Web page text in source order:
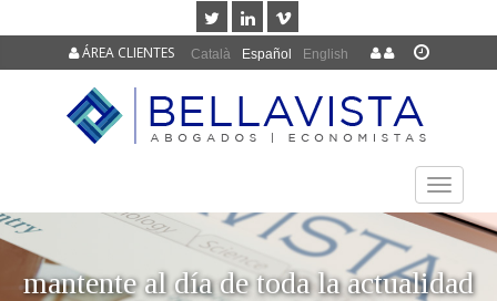
Català Español English
ÁREA CLIENTES
TOGGLE
mantente al día de toda la actualidad